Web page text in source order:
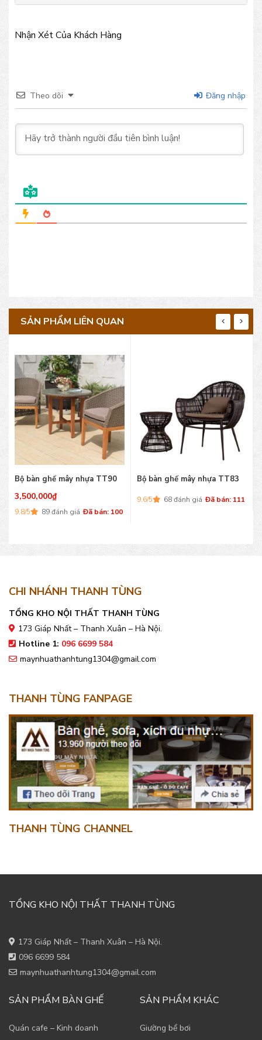
Nhận Xét Của Khách Hàng
Theo dõi Đăng nhập
SẢN PHẨM LIÊN QUAN
Bộ bàn ghế mây nhựa TT90
3,500,000₫
9.8/5 89 đánh giá Đã bán: 100
Bộ bàn ghế mây nhựa TT83
9.6/5 68 đánh giá Đã bán: 111
CHI NHÁNH THANH TÙNG
TỔNG KHO NỘI THẤT THANH TÙNG
173 Giáp Nhất – Thanh Xuân – Hà Nội.
Hotline 1: 096 6699 584
maynhuathanhtung1304@gmail.com
THANH TÙNG FANPAGE
THANH TÙNG CHANNEL
TỔNG KHO NỘI THẤT THANH TÙNG
173 Giáp Nhất – Thanh Xuân – Hà Nội.
096 6699 584
maynhuathanhtung1304@gmail.com
SẢN PHẨM BÀN GHẾ
Quán cafe – Kinh doanh
SẢN PHẨM KHÁC
Giường bể bơi